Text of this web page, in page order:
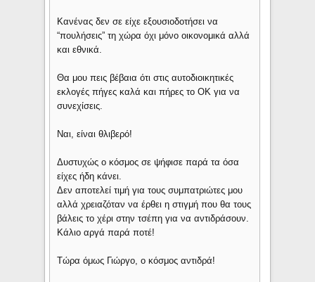
Κανένας δεν σε είχε εξουσιοδοτήσει να
“πουλήσεις” τη χώρα όχι μόνο οικονομικά αλλά
και εθνικά.
Θα μου πεις βέβαια ότι στις αυτοδιοικητικές
εκλογές πήγες καλά και πήρες το ΟΚ για να
συνεχίσεις.
Ναι, είναι θλιβερό!
Δυστυχώς ο κόσμος σε ψήφισε παρά τα όσα
είχες ήδη κάνει.
Δεν αποτελεί τιμή για τους συμπατριώτες μου
αλλά χρειαζόταν να έρθει η στιγμή που θα τους
βάλεις το χέρι στην τσέπη για να αντιδράσουν.
Κάλιο αργά παρά ποτέ!
Τώρα όμως Γιώργο, ο κόσμος αντιδρά!